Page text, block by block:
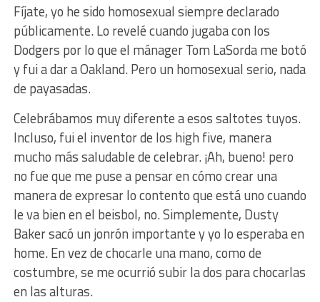
Fíjate, yo he sido homosexual siempre declarado
públicamente. Lo revelé cuando jugaba con los
Dodgers por lo que el mánager Tom LaSorda me botó
y fui a dar a Oakland. Pero un homosexual serio, nada
de payasadas.
Celebrábamos muy diferente a esos saltotes tuyos.
Incluso, fui el inventor de los high five, manera
mucho más saludable de celebrar. ¡Ah, bueno! pero
no fue que me puse a pensar en cómo crear una
manera de expresar lo contento que está uno cuando
le va bien en el beisbol, no. Simplemente, Dusty
Baker sacó un jonrón importante y yo lo esperaba en
home. En vez de chocarle una mano, como de
costumbre, se me ocurrió subir la dos para chocarlas
en las alturas.